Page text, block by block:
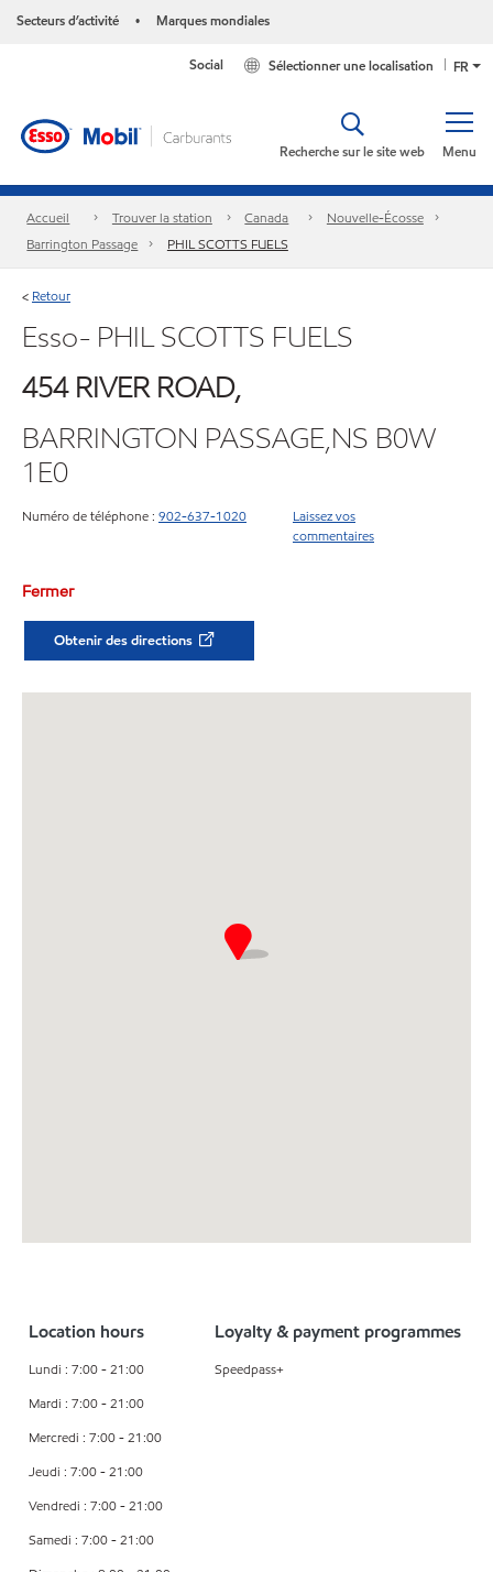
Secteurs d’activité • Marques mondiales
FR
Sélectionner une localisation
Social
Menu
Recherche sur le site web
Accueil Trouver la station Canada
Nouvelle-Écosse
Barrington Passage
PHIL SCOTTS FUELS
< Retour
Esso- PHIL SCOTTS FUELS
454 RIVER ROAD,
BARRINGTON PASSAGE,NS B0W
1E0
Numéro de téléphone : 902-637-1020
Laissez vos
commentaires
Fermer
Obtenir des directions
Location hours
Lundi : 7:00 - 21:00
Mardi : 7:00 - 21:00
Mercredi : 7:00 - 21:00
Jeudi : 7:00 - 21:00
Vendredi : 7:00 - 21:00
Samedi : 7:00 - 21:00
Loyalty & payment programmes
Speedpass+